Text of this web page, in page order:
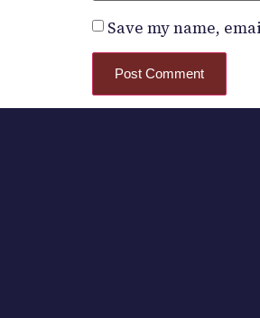
Save my name,